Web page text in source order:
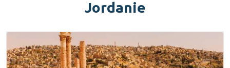
Jordanie